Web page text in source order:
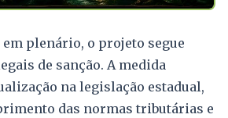
em plenário, o projeto segue
de sanção. A medida
na legislação estadual,
das normas tributárias e